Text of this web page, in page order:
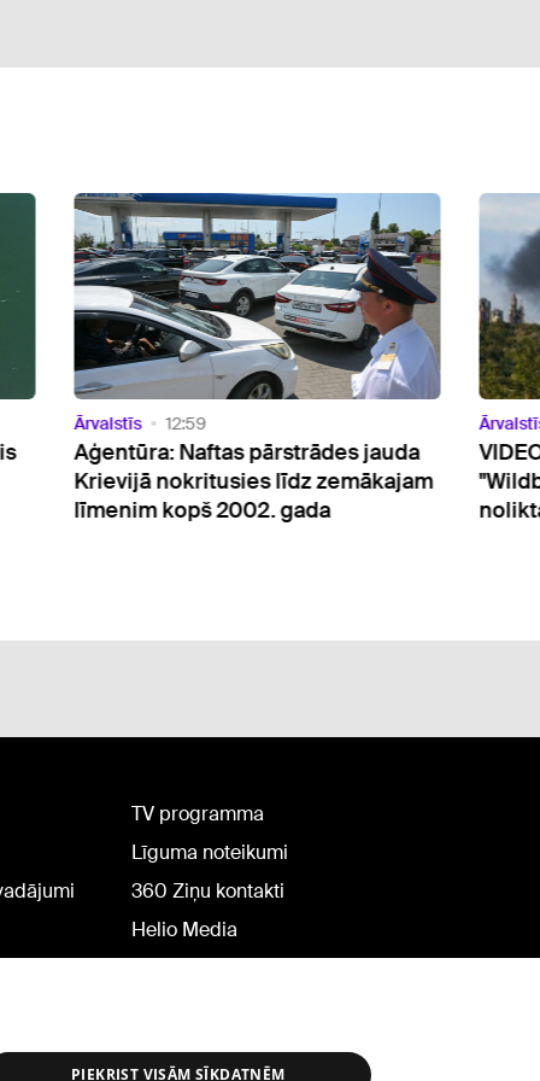
12:59
Naftas pārstrādes jauda
nokritusies līdz zemākajam
kopš 2002. gada
09:57
VIDEO: Ukraiņi
"Wildberries" -
noliktava pie
TV programma
Līguma noteikumi
360 Ziņu kontakti
Helio Media
PIEKRIST VISĀM SĪKDATNĒM